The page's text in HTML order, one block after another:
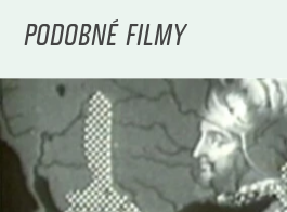
PODOBNÉ FILMY